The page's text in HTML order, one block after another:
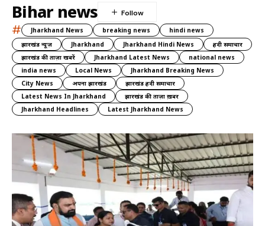
Bihar news
# Jharkhand News breaking news
hindi news
झारखंड न्यूज़
Jharkhand Jharkhand Hindi News
हिंदी समाचार
झारखंड की ताज़ा खबरें
Jharkhand Latest News
national news
india news
Local News
Jharkhand Breaking News
City News
अपना झारखंड
झारखंड हिंदी समाचार
Latest News In Jharkhand
झारखंड की ताज़ा ख़बर
Jharkhand Headlines
Latest Jharkhand News